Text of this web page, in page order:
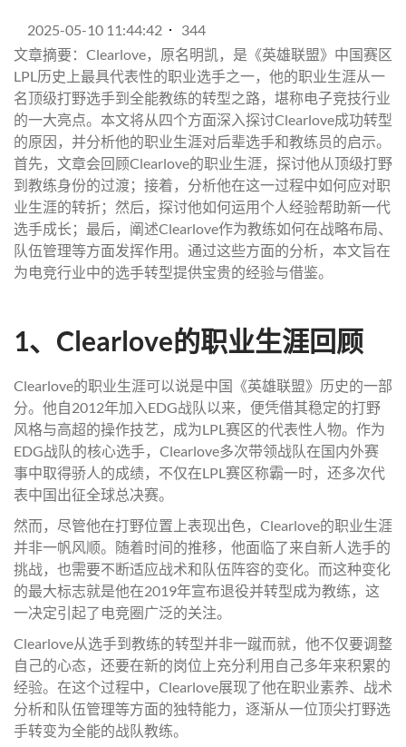
2025-05-10 11:44:42
344
文章摘要：Clearlove，原名明凯，是《英雄联盟》中国赛区
LPL历史上最具代表性的职业选手之一，他的职业生涯从一
名顶级打野选手到全能教练的转型之路，堪称电子竞技行业
的一大亮点。本文将从四个方面深入探讨Clearlove成功转型
的原因，并分析他的职业生涯对后辈选手和教练员的启示。
首先，文章会回顾Clearlove的职业生涯，探讨他从顶级打野
到教练身份的过渡；接着，分析他在这一过程中如何应对职
业生涯的转折；然后，探讨他如何运用个人经验帮助新一代
选手成长；最后，阐述Clearlove作为教练如何在战略布局、
队伍管理等方面发挥作用。通过这些方面的分析，本文旨在
为电竞行业中的选手转型提供宝贵的经验与借鉴。
1、Clearlove的职业生涯回顾
Clearlove的职业生涯可以说是中国《英雄联盟》历史的一部
分。他自2012年加入EDG战队以来，便凭借其稳定的打野
风格与高超的操作技艺，成为LPL赛区的代表性人物。作为
EDG战队的核心选手，Clearlove多次带领战队在国内外赛
事中取得骄人的成绩，不仅在LPL赛区称霸一时，还多次代
表中国出征全球总决赛。
然而，尽管他在打野位置上表现出色，Clearlove的职业生涯
并非一帆风顺。随着时间的推移，他面临了来自新人选手的
挑战，也需要不断适应战术和队伍阵容的变化。而这种变化
的最大标志就是他在2019年宣布退役并转型成为教练，这
一决定引起了电竞圈广泛的关注。
Clearlove从选手到教练的转型并非一蹴而就，他不仅要调整
自己的心态，还要在新的岗位上充分利用自己多年来积累的
经验。在这个过程中，Clearlove展现了他在职业素养、战术
分析和队伍管理等方面的独特能力，逐渐从一位顶尖打野选
手转变为全能的战队教练。